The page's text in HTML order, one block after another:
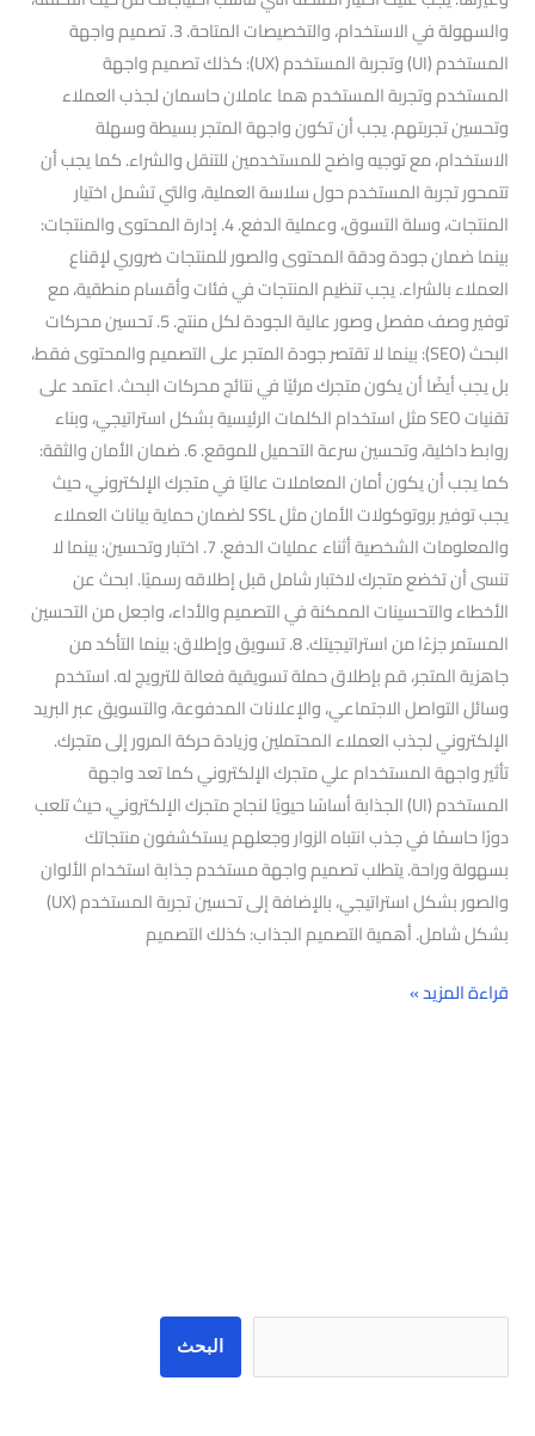
والسهولة في الاستخدام، والتخصيصات المتاحة. 3. تصميم واجهة
المستخدم (UI) وتجربة المستخدم (UX): كذلك تصميم واجهة
المستخدم وتجربة المستخدم هما عاملان حاسمان لجذب العملاء
وتحسين تجربتهم. يجب أن تكون واجهة المتجر بسيطة وسهلة
الاستخدام، مع توجيه واضح للمستخدمين للتنقل والشراء. كما يجب أن
تتمحور تجربة المستخدم حول سلاسة العملية، والتي تشمل اختيار
المنتجات، وسلة التسوق، وعملية الدفع. 4. إدارة المحتوى والمنتجات:
بينما ضمان جودة ودقة المحتوى والصور للمنتجات ضروري لإقناع
العملاء بالشراء. يجب تنظيم المنتجات في فئات وأقسام منطقية، مع
توفير وصف مفصل وصور عالية الجودة لكل منتج. 5. تحسين محركات
البحث (SEO): بينما لا تقتصر جودة المتجر على التصميم والمحتوى فقط،
بل يجب أيضًا أن يكون متجرك مرئيًا في نتائج محركات البحث. اعتمد على
تقنيات SEO مثل استخدام الكلمات الرئيسية بشكل استراتيجي، وبناء
روابط داخلية، وتحسين سرعة التحميل للموقع. 6. ضمان الأمان والثقة:
كما يجب أن يكون أمان المعاملات عاليًا في متجرك الإلكتروني، حيث
يجب توفير بروتوكولات الأمان مثل SSL لضمان حماية بيانات العملاء
والمعلومات الشخصية أثناء عمليات الدفع. 7. اختبار وتحسين: بينما لا
تنسى أن تخضع متجرك لاختبار شامل قبل إطلاقه رسميًا. ابحث عن
الأخطاء والتحسينات الممكنة في التصميم والأداء، واجعل من التحسين
المستمر جزءًا من استراتيجيتك. 8. تسويق وإطلاق: بينما التأكد من
جاهزية المتجر، قم بإطلاق حملة تسويقية فعالة للترويج له. استخدم
وسائل التواصل الاجتماعي، والإعلانات المدفوعة، والتسويق عبر البريد
الإلكتروني لجذب العملاء المحتملين وزيادة حركة المرور إلى متجرك.
تأثير واجهة المستخدام علي متجرك الإلكتروني كما تعد واجهة
المستخدم (UI) الجذابة أساسًا حيويًا لنجاح متجرك الإلكتروني، حيث تلعب
دورًا حاسمًا في جذب انتباه الزوار وجعلهم يستكشفون منتجاتك
بسهولة وراحة. يتطلب تصميم واجهة مستخدم جذابة استخدام الألوان
والصور بشكل استراتيجي، بالإضافة إلى تحسين تجربة المستخدم (UX)
بشكل شامل. أهمية التصميم الجذاب: كذلك التصميم
قراءة المزيد »
البحث